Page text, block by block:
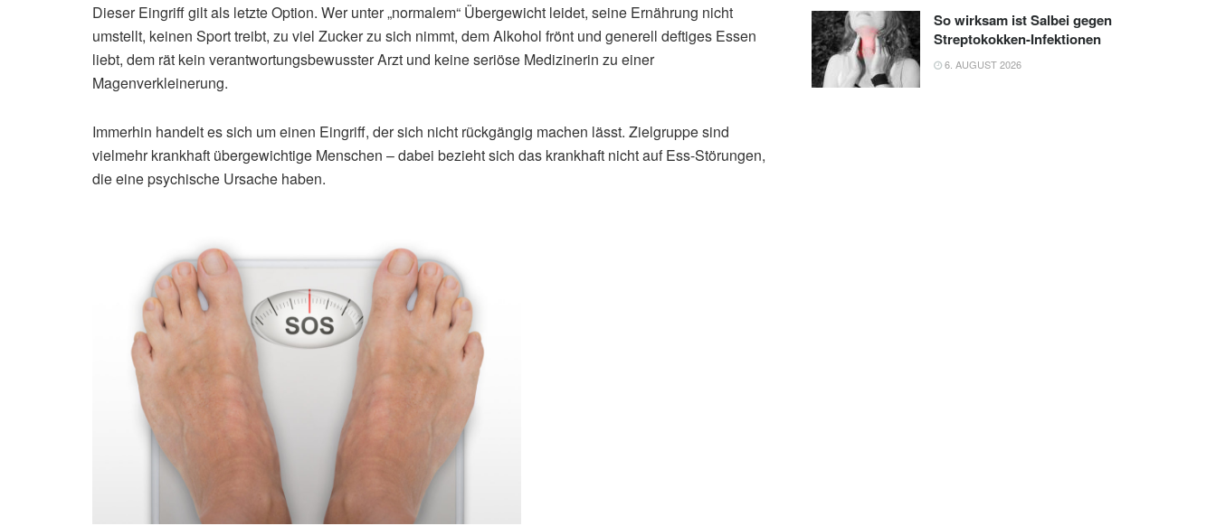
Dieser Eingriff gilt als letzte Option. Wer unter „normalem“ Übergewicht leidet, seine Ernährung nicht
umstellt, keinen Sport treibt, zu viel Zucker zu sich nimmt, dem Alkohol frönt und generell deftiges Essen
liebt, dem rät kein verantwortungsbewusster Arzt und keine seriöse Medizinerin zu einer
Magenverkleinerung.
Immerhin handelt es sich um einen Eingriff, der sich nicht rückgängig machen lässt. Zielgruppe sind
vielmehr krankhaft übergewichtige Menschen – dabei bezieht sich das krankhaft nicht auf Ess-Störungen,
die eine psychische Ursache haben.
So wirksam ist Salbei gegen
Streptokokken-Infektionen
6. AUGUST 2026